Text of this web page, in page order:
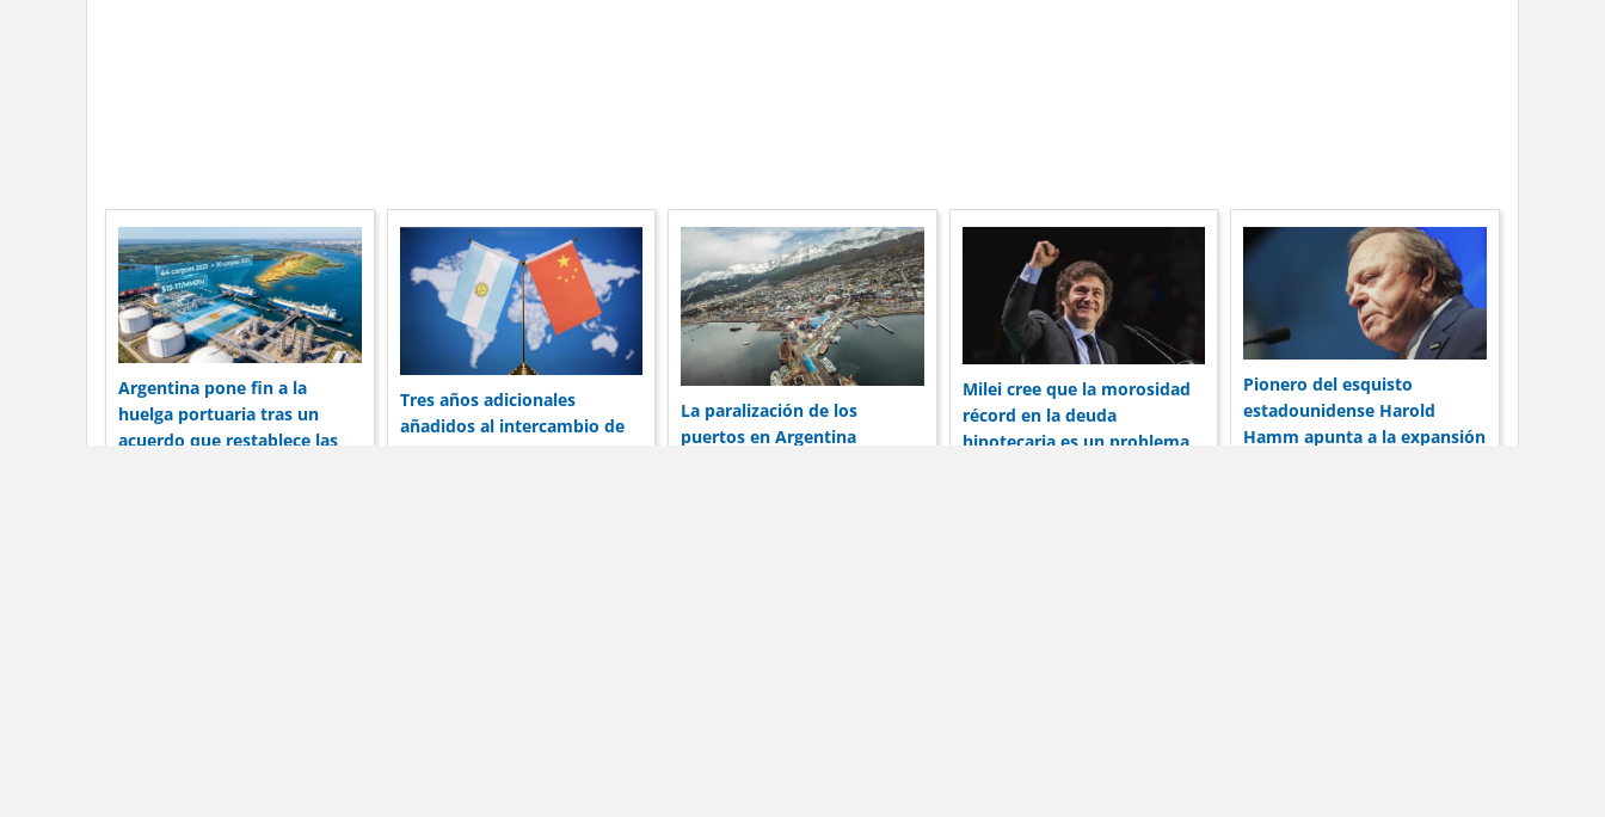
Argentina pone fin a la
huelga portuaria tras un
acuerdo que restablece las
Tres años adicionales
añadidos al intercambio de
La paralización de los
puertos en Argentina
Milei cree que la morosidad
récord en la deuda
hipotecaria es un problema
Pionero del esquisto
estadounidense Harold
Hamm apunta a la expansión